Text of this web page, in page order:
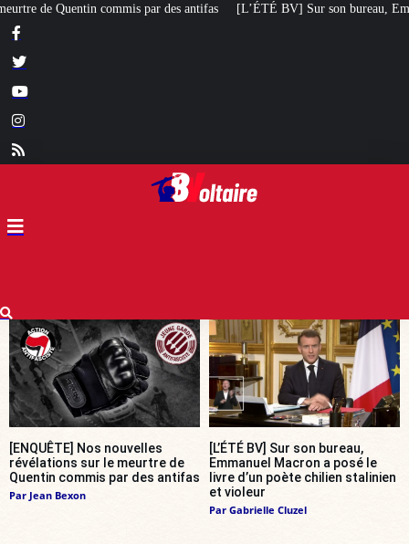
[L’ÉTÉ BV] Sur son bureau, Emmanuel Macron a posé le livre
[ENQUÊTE] Nos nouvelles
révélations sur le meurtre de
Quentin commis par des antifas
Par Jean Bexon
[L’ÉTÉ BV] Sur son bureau,
Emmanuel Macron a posé le
livre d’un poète chilien stalinien
et violeur
Par Gabrielle Cluzel